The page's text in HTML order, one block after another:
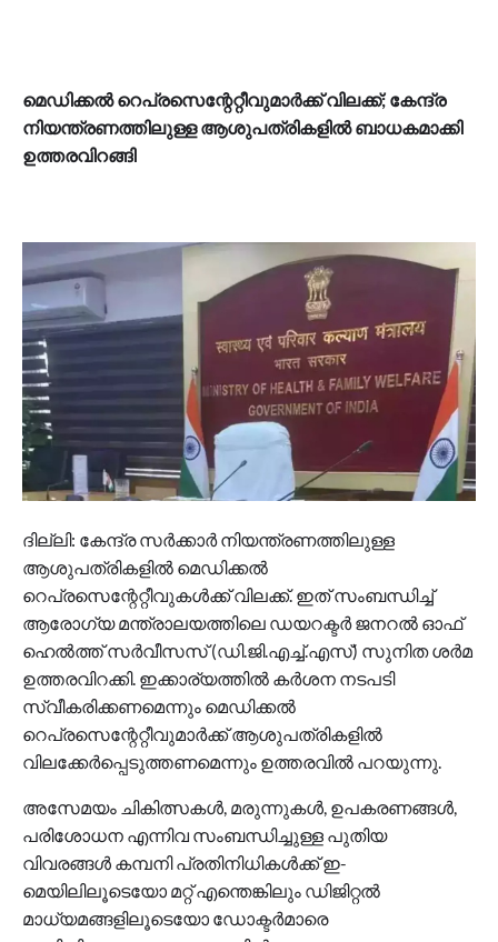
മെഡിക്കൽ റെപ്രസെന്റേറ്റീവുമാർക്ക് വിലക്ക്; കേന്ദ്ര
നിയന്ത്രണത്തിലുള്ള ആശുപത്രികളിൽ ബാധകമാക്കി
ഉത്തരവിറങ്ങി
ദില്ലി: കേന്ദ്ര സർക്കാർ നിയന്ത്രണത്തിലുള്ള
ആശുപത്രികളിൽ മെഡിക്കൽ
റെപ്രസെന്റേറ്റീവുകൾക്ക് വിലക്ക്. ഇത് സംബന്ധിച്ച്
ആരോഗ്യ മന്ത്രാലയത്തിലെ ഡയറക്ടർ ജനറൽ ഓഫ്
ഹെൽത്ത് സർവീസസ് (ഡി.ജി.എച്ച്.എസ്) സുനിത ശർമ
ഉത്തരവിറക്കി. ഇക്കാര്യത്തിൽ കർശന നടപടി
സ്വീകരിക്കണമെന്നും മെഡിക്കൽ
റെപ്രസെന്റേറ്റീവുമാർക്ക് ആശുപത്രികളിൽ
വിലക്കേർപ്പെടുത്തണമെന്നും ഉത്തരവിൽ പറയുന്നു.
അസേമയം ചികിത്സകൾ, മരുന്നുകൾ, ഉപകരണങ്ങൾ,
പരിശോധന എന്നിവ സംബന്ധിച്ചുള്ള പുതിയ
വിവരങ്ങൾ കമ്പനി പ്രതിനിധികൾക്ക് ഇ-
മെയിലിലൂടെയോ മറ്റ് എന്തെങ്കിലും ഡിജിറ്റൽ
മാധ്യമങ്ങളിലൂടെയോ ഡോക്ടർമാരെ